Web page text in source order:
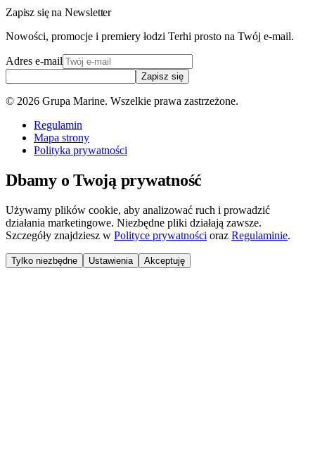
Zapisz się na Newsletter
Nowości, promocje i premiery łodzi Terhi prosto na Twój e-mail.
Adres e-mail
Zapisz się
© 2026 Grupa Marine. Wszelkie prawa zastrzeżone.
Regulamin
Mapa strony
Polityka prywatności
Dbamy o Twoją prywatność
Używamy plików cookie, aby analizować ruch i prowadzić
działania marketingowe. Niezbędne pliki działają zawsze.
Szczegóły znajdziesz w Polityce prywatności oraz Regulaminie.
Tylko niezbędne Ustawienia Akceptuję